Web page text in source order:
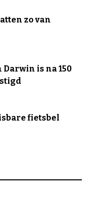
zo van
is na 150
fietsbel